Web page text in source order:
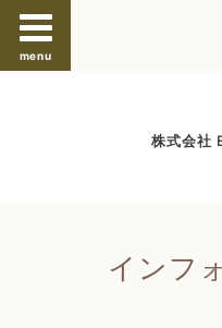
menu
株式会社
インフ